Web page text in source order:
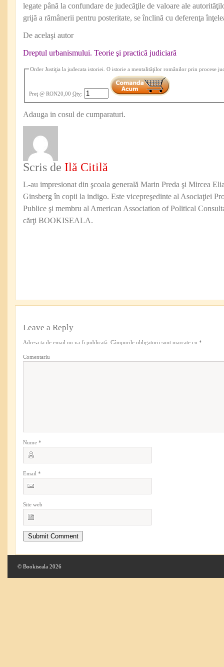
legate până la confundare de judecăţile de valoare ale
grijă a rămânerii pentru posteritate, se înclină cu deferenţa
De acelaşi autor
Dreptul urbanismului. Teorie şi practică judiciară
Order Justiţia la judecata istoriei. O istorie a mentalităţilor românilor prin procese
Preţ @ RON20,00 Qty:
Adauga in cosul de cumparaturi.
Scris de Ilă Citilă
L-au impresionat din şcoala generală Marin Preda şi Mircea
Ginsberg în copii la indigo. Este vicepreşedinte al Asociaţiei
Publice şi membru al American Association of Political
cărţi BOOKISEALA.
Leave a Reply
Adresa ta de email nu va fi publicată. Câmpurile obligatorii sunt marcate cu *
Comentariu
Nume *
Email *
Site web
© Bookiseala 2026